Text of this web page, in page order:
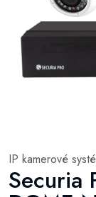
IP kamerové
Securia